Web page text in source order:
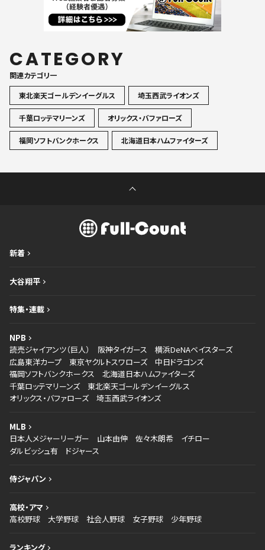
CATEGORY
関連カテゴリ一
東北楽天ゴールデンイーグルス
埼玉西武ライオンズ
千葉ロッテマリーンズ オリックス・バファローズ
福岡ソフトバンクホークス 北海道日本ハムファイターズ
新着
大谷翔平
特集・連載
NPB
読売ジャイアンツ（巨人）
阪神タイガース
横浜DeNAベイスターズ
広島東洋カープ
東京ヤクルトスワローズ
中日ドラゴンズ
福岡ソフトバンクホークス
北海道日本ハムファイターズ
千葉ロッテマリーンズ
東北楽天ゴールデンイーグルス
オリックス・バファローズ
埼玉西武ライオンズ
MLB
日本人メジャーリーガー
山本由伸 佐々木朗希
イチロー
ダルビッシュ有
ドジャース
侍ジャパン
高校・アマ
高校野球
大学野球 社会人野球 女子野球 少年野球
ランキング